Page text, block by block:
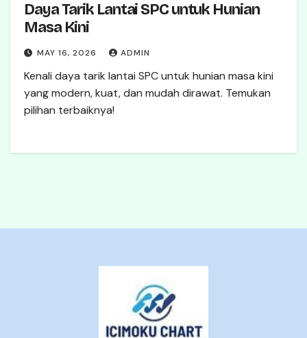
Daya Tarik Lantai SPC untuk Hunian
Masa Kini
MAY 16, 2026 ADMIN
Kenali daya tarik lantai SPC untuk hunian masa kini
yang modern, kuat, dan mudah dirawat. Temukan
pilihan terbaiknya!